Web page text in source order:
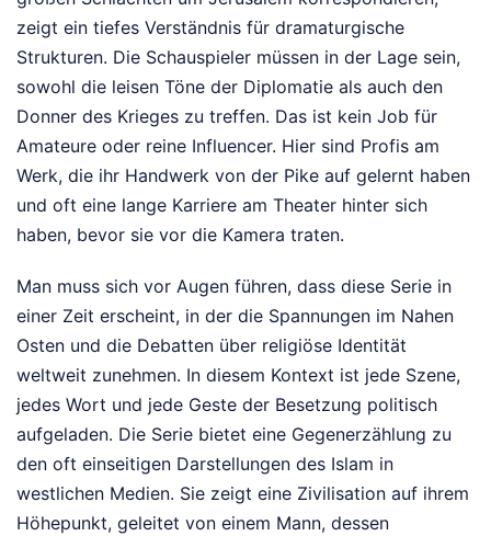
zeigt ein tiefes Verständnis für dramaturgische
Strukturen. Die Schauspieler müssen in der Lage sein,
sowohl die leisen Töne der Diplomatie als auch den
Donner des Krieges zu treffen. Das ist kein Job für
Amateure oder reine Influencer. Hier sind Profis am
Werk, die ihr Handwerk von der Pike auf gelernt haben
und oft eine lange Karriere am Theater hinter sich
haben, bevor sie vor die Kamera traten.
Man muss sich vor Augen führen, dass diese Serie in
einer Zeit erscheint, in der die Spannungen im Nahen
Osten und die Debatten über religiöse Identität
weltweit zunehmen. In diesem Kontext ist jede Szene,
jedes Wort und jede Geste der Besetzung politisch
aufgeladen. Die Serie bietet eine Gegenerzählung zu
den oft einseitigen Darstellungen des Islam in
westlichen Medien. Sie zeigt eine Zivilisation auf ihrem
Höhepunkt, geleitet von einem Mann, dessen